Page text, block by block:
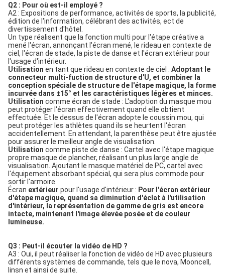
Q2 : Pour où est-il employé ?
A2 : Expositions de performance, activités de sports, la publicité,
édition de l'information, célébrant des activités, ect de
divertissement d'hôtel.
Un type réalisent que la fonction multi pour l'étape créative a
mené l'écran, annonçant l'écran mené, le rideau en contexte de
ciel, l'écran de stade, la piste de danse et l'écran extérieur pour
l'usage d'intérieur.
Utilisation en tant que rideau en contexte de ciel : Adoptant le
connecteur multi-fuction de structure d'U, et combiner la
conception spéciale de structure de l'étape magique, la forme
incurvée dans ±15° et les caractéristiques légères et minces.
Utilisation comme écran de stade : L'adoption du masque mou
peut protéger l'écran effectivement quand elle obtient
effectuée. Et le dessus de l'écran adopte le coussin mou, qui
peut protéger les athlètes quand ils se heurtent l'écran
accidentellement. En attendant, la parenthèse peut être ajustée
pour assurer le meilleur angle de visualisation.
Utilisation comme piste de danse : Cartel avec l'étape magique
propre masque de plancher, réalisant un plus large angle de
visualisation. Ajoutant le masque matériel de PC, cartel avec
l'équipement absorbant spécial, qui sera plus commode pour
sortir l'armoire.
Écran extérieur pour l'usage d'intérieur : Pour l'écran extérieur
d'étape magique, quand sa diminution d'éclat à l'utilisation
d'intérieur, la représentation de gamme de gris est encore
intacte, maintenant l'image élevée posée et de couleur
lumineuse.
Q3 : Peut-il écouter la vidéo de HD ?
A3 : Oui, il peut réaliser la fonction de vidéo de HD avec plusieurs
différents systèmes de commande, tels que le nova, Mooncell,
linsn et ainsi de suite.